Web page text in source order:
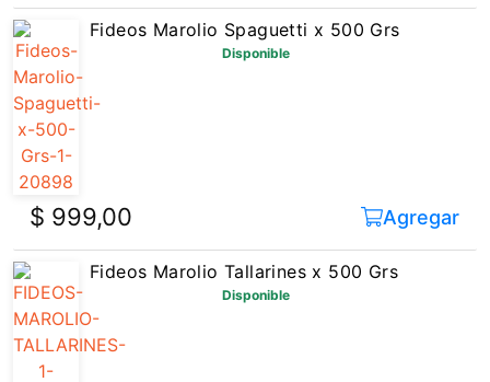
Fideos Marolio Spaguetti x 500 Grs
Disponible
$ 999,00 Agregar
Fideos Marolio Tallarines x 500 Grs
Disponible